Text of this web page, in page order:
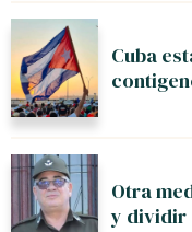
Cuba
Otra
y dividir